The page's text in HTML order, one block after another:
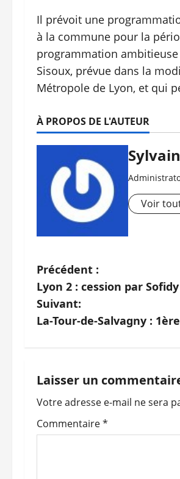
Il prévoit une
à la commune pour la
programmation ambitieuse
Sisoux, prévue dans la
Métropole de Lyon, et qui
À PROPOS DE L'AUTEUR
Voir
N
a
v
g
a
t
Précédent :
Lyon 2 : cession par
Suivant:
La-Tour-de-Salvagny :
Laisser un
Votre adresse e-mail ne sera
Commentaire*